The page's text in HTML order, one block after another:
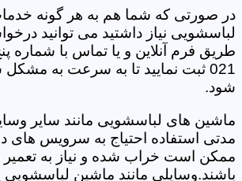
در صورتی که شما هم به هر گونه
لباسشویی نیاز داشتید می توانید
021 ثبت نمایید تا به سرعت به
شود.
ماشین های لباسشویی مانند سایر
مدتی استفاده احتیاج به سرویس های
ممکن است خراب شده و نیاز به تعمیر
باشند.وسایلی مانند ماشین لباسشویی